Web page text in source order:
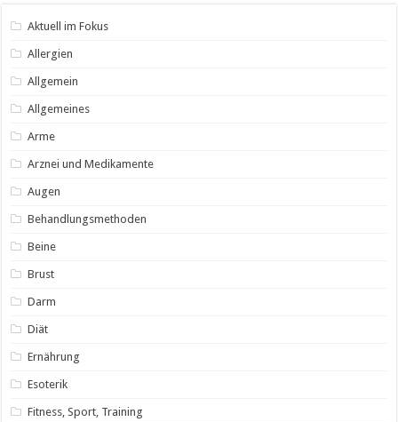
Aktuell im Fokus
Allergien
Allgemein
Allgemeines
Arme
Arznei und Medikamente
Augen
Behandlungsmethoden
Beine
Brust
Darm
Diät
Ernährung
Esoterik
Fitness, Sport, Training